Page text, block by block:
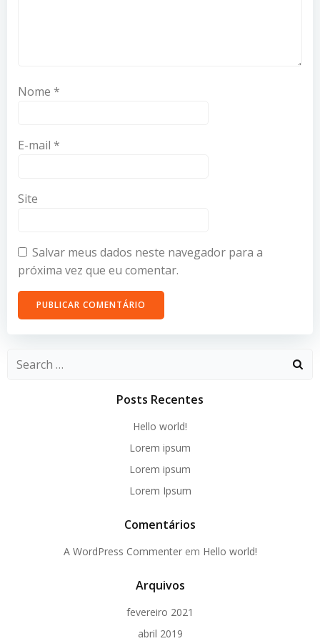
Nome *
E-mail *
Site
Salvar meus dados neste navegador para a
próxima vez que eu comentar.
Search
Posts Recentes
Hello world!
Lorem ipsum
Lorem ipsum
Lorem Ipsum
Comentários
A WordPress Commenterem Hello world!
Arquivos
fevereiro 2021
abril 2019